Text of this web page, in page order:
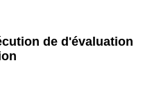
de d'évaluation